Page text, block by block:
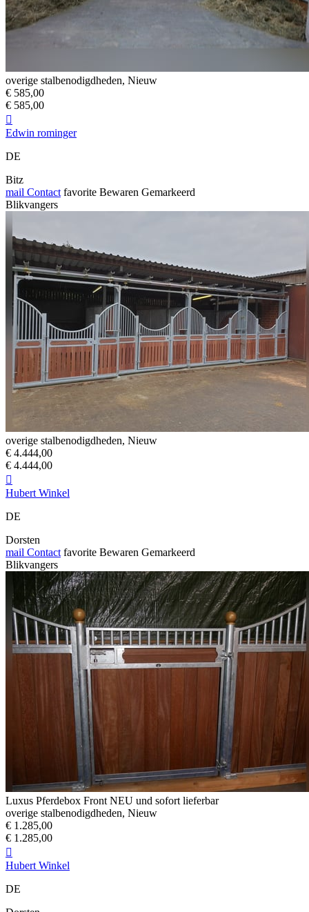
overige stalbenodigdheden, Nieuw
€ 585,00
€ 585,00

Edwin rominger
DE
Bitz
mail Contact favorite Bewaren Gemarkeerd
Blikvangers
overige stalbenodigdheden, Nieuw
€ 4.444,00
€ 4.444,00

Hubert Winkel
DE
Dorsten
mail Contact favorite Bewaren Gemarkeerd
Blikvangers
Luxus Pferdebox Front NEU und sofort lieferbar
overige stalbenodigdheden, Nieuw
€ 1.285,00
€ 1.285,00

Hubert Winkel
DE